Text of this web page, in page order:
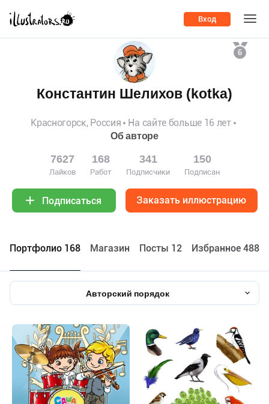
Вход
6
Константин Шелихов (kotka)
Красногорск, Россия
На сайте больше 16 лет
Об авторе
7627
Лайков
168
Работ
341
Подписчики
150
Подписан
Подписаться Заказать иллюстрацию
Портфолио 168 Maгазин Посты 12 Избранное
Авторский порядок